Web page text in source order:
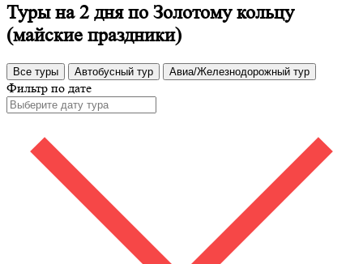
Туры на 2 дня по Золотому кольцу
(майские праздники)
Все туры Автобусный тур Авиа/Железнодорожный тур
Фильтр по дате